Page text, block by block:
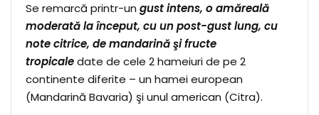
Se remarcă printr-un gust intens, o amăreală
moderată la început, cu un post-gust lung, cu
note citrice, de mandarină şi fructe
tropicaledate de cele 2 hameiuri de pe 2
continente diferite – un hamei european
(Mandarină Bavaria) şi unul american (Citra).